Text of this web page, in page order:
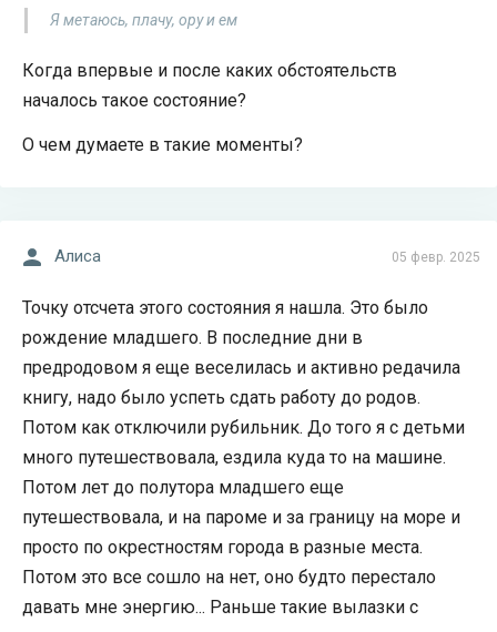
Я метаюсь, плачу, ору и ем
Когда впервые и после каких обстоятельств
началось такое состояние?
О чем думаете в такие моменты?
05 февр. 2025
Алиса
Точку отсчета этого состояния я нашла. Это было
рождение младшего. В последние дни в
предродовом я еще веселилась и активно редачила
книгу, надо было успеть сдать работу до родов.
Потом как отключили рубильник. До того я с детьми
много путешествовала, ездила куда то на машине.
Потом лет до полутора младшего еще
путешествовала, и на пароме и за границу на море и
просто по окрестностям города в разные места.
Потом это все сошло на нет, оно будто перестало
давать мне энергию... Раньше такие вылазки с